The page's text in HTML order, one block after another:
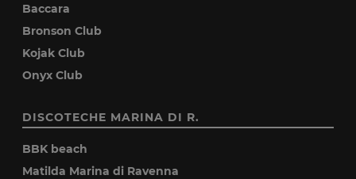
Baccara
Bronson Club
Kojak Club
Onyx Club
DISCOTECHE MARINA DI R.
BBK beach
Matilda Marina di Ravenna